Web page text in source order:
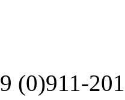
(0)911-